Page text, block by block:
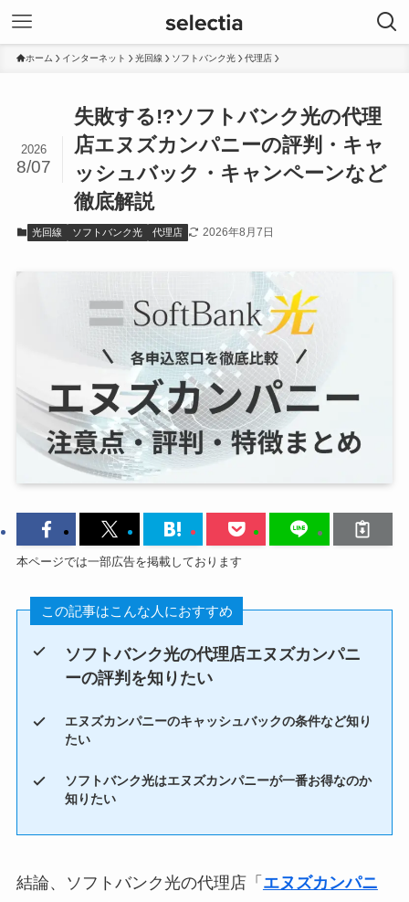
ホーム インターネット 光回線 ソフトバンク光 代理店
失敗する!?ソフトバンク光の代理
店エヌズカンパニーの評判・キャ
ッシュバック・キャンペーンなど
徹底解説
2026
8/07
光回線 ソフトバンク光 代理店 2026年8月7日
本ページでは一部広告を掲載しております
この記事はこんな人におすすめ
ソフトバンク光の代理店エヌズカンパニ
ーの評判を知りたい
エヌズカンパニーのキャッシュバックの条件など知り
たい
ソフトバンク光はエヌズカンパニーが一番お得なのか
知りたい
結論、ソフトバンク光の代理店「 エヌズカンパニ